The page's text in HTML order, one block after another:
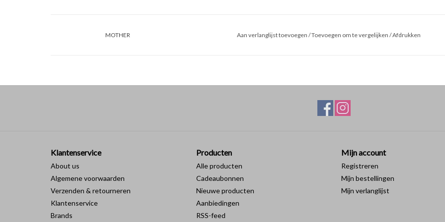
MOTHER Aan verlanglijst toevoegen /Toevoegen om te vergelijken /Afdrukken
Klantenservice
About us
Algemene voorwaarden
Verzenden & retourneren
Klantenservice
Brands
Producten
Alle producten
Cadeaubonnen
Nieuwe producten
Aanbiedingen
RSS-feed
Mijn account
Registreren
Mijn bestellingen
Mijn verlanglijst